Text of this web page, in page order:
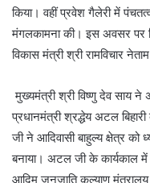
किया। वहीं प्रवेश गैलेरी में
मंगलकामना की। इस अवसर पर
विकास मंत्री श्री रामविचार
मुख्यमंत्री श्री विष्णु देव साय ने
प्रधानमंत्री श्रद्धेय अटल
जी ने आदिवासी बाहुल्य क्षेत्र
बनाया। अटल जी के कार्यकाल
आदिम जनजाति कल्याण